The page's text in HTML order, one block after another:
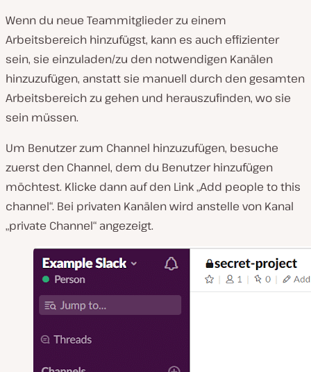
Wenn du neue Teammitglieder zu einem
Arbeitsbereich hinzufügst, kann es auch effizienter
sein, sie einzuladen/zu den notwendigen Kanälen
hinzuzufügen, anstatt sie manuell durch den gesamten
Arbeitsbereich zu gehen und herauszufinden, wo sie
sein müssen.
Um Benutzer zum Channel hinzuzufügen, besuche
zuerst den Channel, dem du Benutzer hinzufügen
möchtest. Klicke dann auf den Link „Add people to this
channel“. Bei privaten Kanälen wird anstelle von Kanal
„private Channel“ angezeigt.